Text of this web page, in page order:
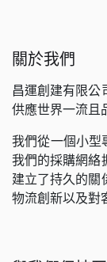
關於我們
昌運創建有限公
供應世界一流且
我們從一個小型
我們的採購網絡
建立了持久的關
物流創新以及對